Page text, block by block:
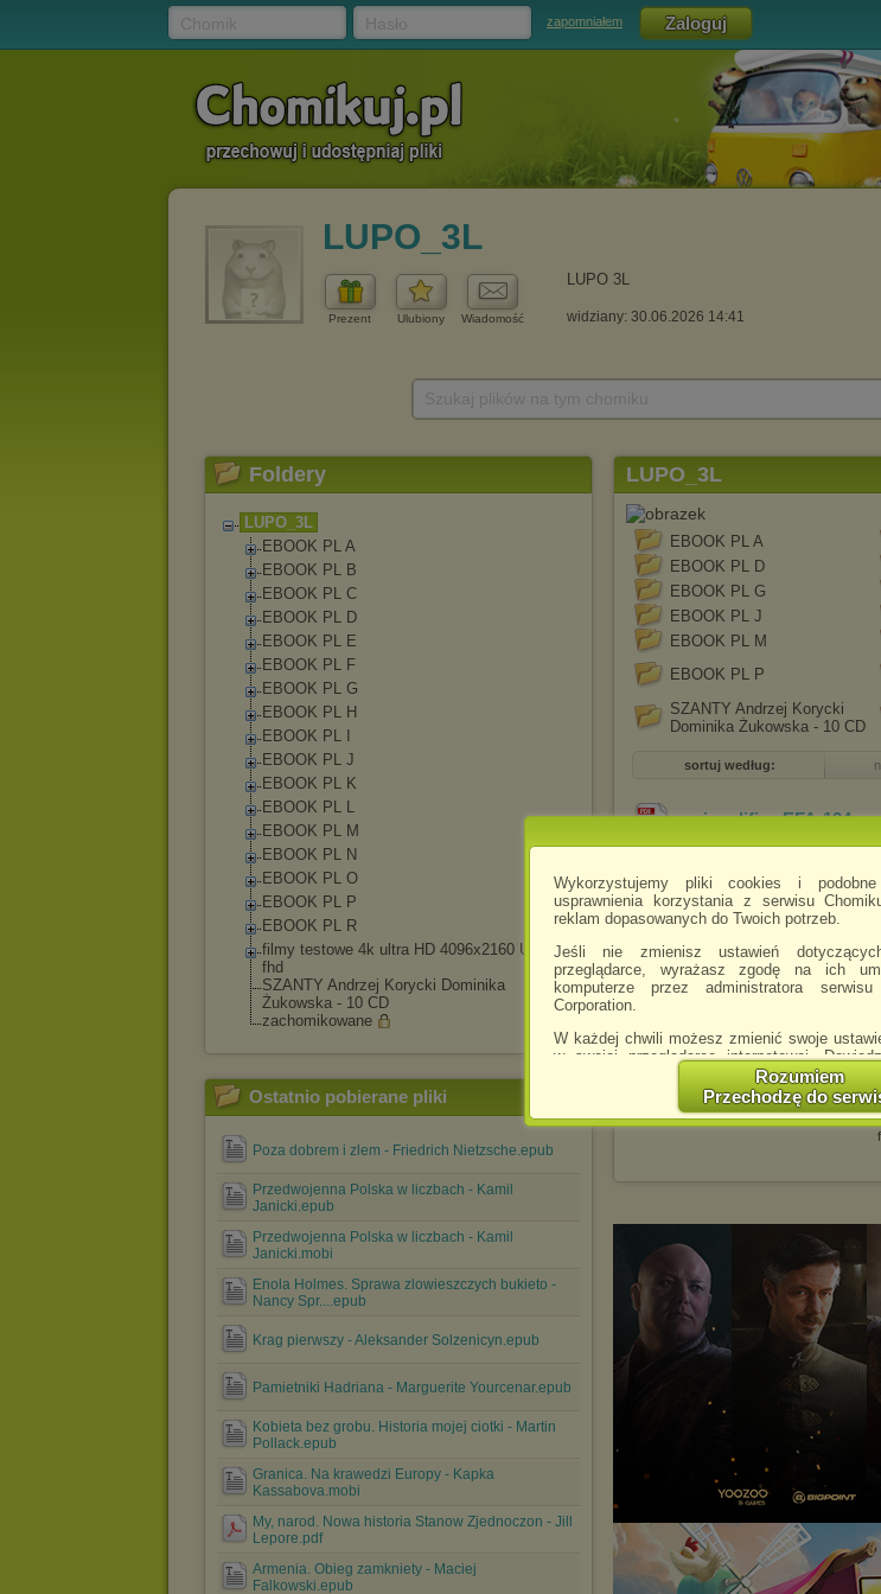
Wykorzystujemy pliki cookies i
usprawnienia korzystania z serwisu
reklam dopasowanych do Twoich potrzeb.
Jeśli nie zmienisz ustawień
przeglądarce, wyrażasz zgodę na ich
komputerze przez administratora
Corporation.
W każdej chwili możesz zmienić swoje
w swojej przeglądarce internetowej.
http://chomikuj.pl/
Jednocześnie informujemy że zmiana
spowodować ograniczenie korzystania ze
(dostosowanie reklam do Twoich potrzeb,
marketingowych).
Wyrażenie sprzeciwu spowoduje, że
będzie dopasowana do Twoich
wyświetlona przypadkowo.
Istnieje możliwość zmiany ustawień
sposób uniemożliwiający
urządzeniu końcowym. Można również
dokonując odpowiednich zmian w
Pełną informację na ten temat
http://chomikuj.pl/PolitykaPrywatnosci.aspx
Rozumiem
Przechodzę do
zapomniałem
LUPO_3L
Prezent Ulubiony Wiadomość
LUPO 3L
widziany: 30.06.2026 14:41
Foldery
LUPO_3L
EBOOK PL A
EBOOK PL B
EBOOK PL C
EBOOK PL D
EBOOK PL E
EBOOK PL F
EBOOK PL G
EBOOK PL H
EBOOK PL I
EBOOK PL J
EBOOK PL K
EBOOK PL L
EBOOK PL M
EBOOK PL N
EBOOK PL O
EBOOK PL P
EBOOK PL R
filmy testowe 4k ultra HD 4096x2160 UHD
fhd
SZANTY Andrzej Korycki Dominika
Żukowska - 10 CD
zachomikowane
Ostatnio pobierane pliki
Poza dobrem i zlem - Friedrich Nietzsche.epub
Przedwojenna Polska w liczbach - Kamil
Janicki.epub
Przedwojenna Polska w liczbach - Kamil
Janicki.mobi
Enola Holmes. Sprawa zlowieszczych bukieto -
Nancy Spr....epub
Krag pierwszy - Aleksander Solzenicyn.epub
Pamietniki Hadriana - Marguerite Yourcenar.epub
Kobieta bez grobu. Historia mojej ciotki - Martin
Pollack.epub
Granica. Na krawedzi Europy - Kapka
Kassabova.mobi
My, narod. Nowa historia Stanow Zjednoczon - Jill
Lepore.pdf
Armenia. Obieg zamkniety - Maciej
Falkowski.epub
LUPO_3L
EBOOK PL A
EBOOK PL D
EBOOK PL G
EBOOK PL J
EBOOK PL M
EBOOK PL P
SZANTY Andrzej Korycki
Dominika Żukowska - 10 CD
sortuj według:
casio edifice EFA-134
casio ecb-800 modulo